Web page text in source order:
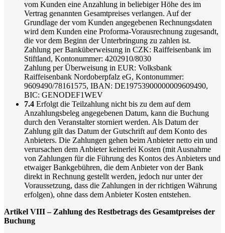
vom Kunden eine Anzahlung in beliebiger Höhe des im
Vertrag genannten Gesamtpreises verlangen. Auf der
Grundlage der vom Kunden angegebenen Rechnungsdaten
wird dem Kunden eine Proforma-Vorausrechnung zugesandt,
die vor dem Beginn der Unterbringung zu zahlen ist.
Zahlung per Banküberweisung in CZK: Raiffeisenbank im
Stiftland, Kontonummer: 4202910/8030
Zahlung per Überweisung in EUR: Volksbank
Raiffeisenbank Nordoberpfalz eG, Kontonummer:
9609490/78161575, IBAN: DE19753900000009609490,
BIC: GENODEF1WEV
7.4 Erfolgt die Teilzahlung nicht bis zu dem auf dem
Anzahlungsbeleg angegebenen Datum, kann die Buchung
durch den Veranstalter storniert werden. Als Datum der
Zahlung gilt das Datum der Gutschrift auf dem Konto des
Anbieters. Die Zahlungen gehen beim Anbieter netto ein und
verursachen dem Anbieter keinerlei Kosten (mit Ausnahme
von Zahlungen für die Führung des Kontos des Anbieters und
etwaiger Bankgebühren, die dem Anbieter von der Bank
direkt in Rechnung gestellt werden, jedoch nur unter der
Voraussetzung, dass die Zahlungen in der richtigen Währung
erfolgen), ohne dass dem Anbieter Kosten entstehen.
Artikel VIII – Zahlung des Restbetrags des Gesamtpreises der
Buchung